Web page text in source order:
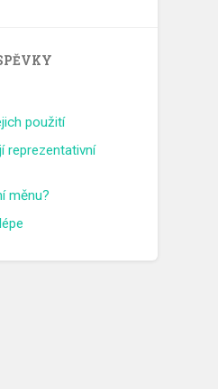
použití
reprezentativní
měnu?